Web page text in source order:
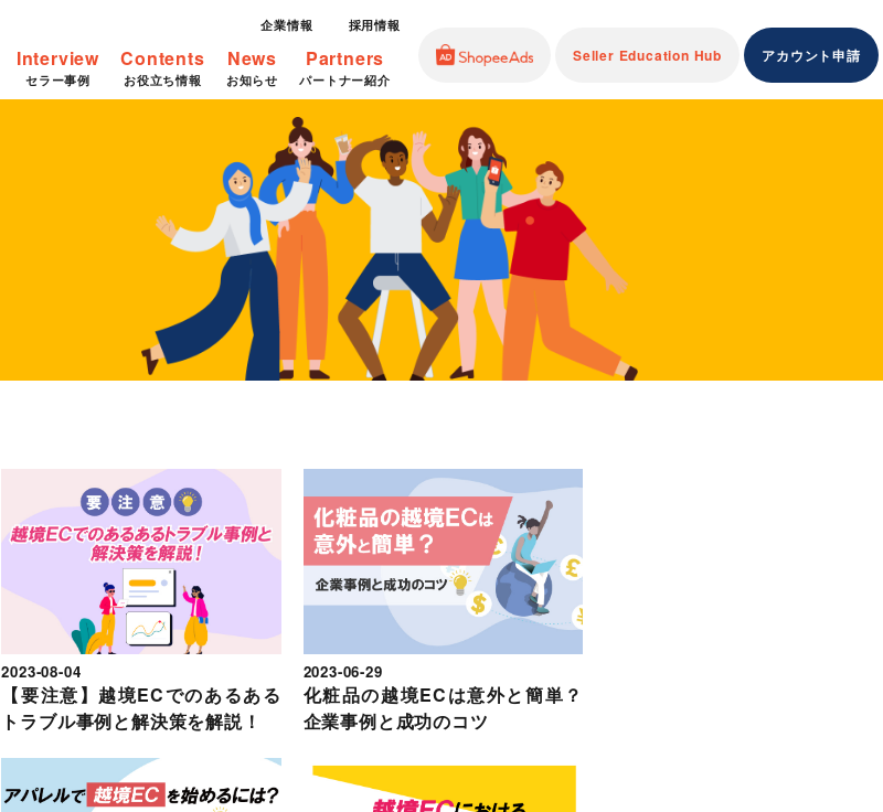
企業情報 採用情報
Interview
セラー事例
Contents
お役立ち情報
News
お知らせ
Partners
パートナー紹介
Seller Education Hub アカウント申請
2023-08-04
【要注意】越境ECでのあるある
トラブル事例と解決策を解説！
2023-06-29
化粧品の越境ECは意外と簡単？
企業事例と成功のコツ